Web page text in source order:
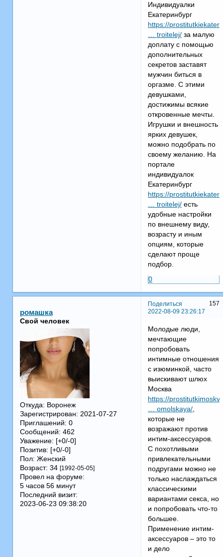
Индивидуалки
Екатеринбург
https://
… troitelej/ за малую
доплату с помощью
дополнительных
секретов заставят
мужчин биться в
оргазме. С этими
девушками,
достижимы всякие
откровенные мечты.
Игрушки и внешность
ярких девушек,
можно подобрать по
своему желанию. На
портале
индивидуалок
Екатеринбург
https://
… troitelej/ есть
удобные настройки
по внешнему виду,
возрасту и иным
опциям, которые
сделают проще
подбор.
0
Поделиться
157
2022-08-09 23:26:17
ромашка
Свой человек
Откуда: Воронеж
Зарегистрирован: 2021-07-27
Приглашений: 0
Сообщений: 462
Уважение: [+0/-0]
Позитив: [+0/-0]
Пол: Женский
Возраст: 34 [1992-05-05]
Провел на форуме:
5 часов 56 минут
Последний визит:
2023-06-23 09:38:20
Молодые люди,
мечтающие
попробовать
интимные отношения
с изюминкой, часто
выискивают шлюх
Москва
https://
… omolskaya/,
которые не
возражают против
интим-аксессуаров.
С похотливыми
привлекательными
подругами можно не
только наслаждаться
классическими
вариантами секса, но
и попробовать что-то
большее.
Применение интим-
аксессуаров – это то
и дело